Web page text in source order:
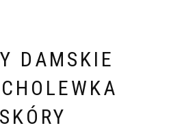
DAMSKIE